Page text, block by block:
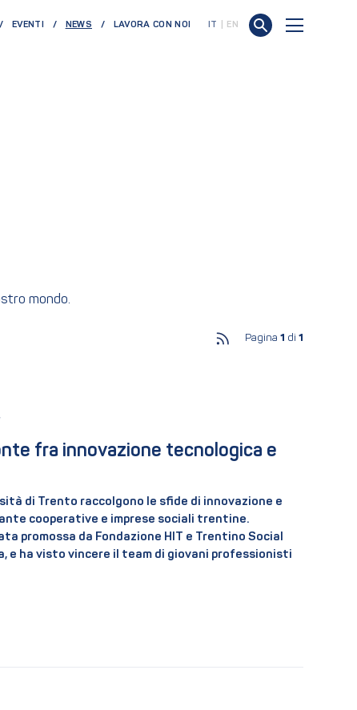
EVENTI NEWS(CURRENT)LAVORA CON NOI IT EN
mondo.
Pagina 1 di 1
fra innovazione tecnologica e
di Trento raccolgono le sfide di innovazione e
cooperative e imprese sociali trentine.
promossa da Fondazione HIT e Trentino Social
e ha visto vincere il team di giovani professionisti